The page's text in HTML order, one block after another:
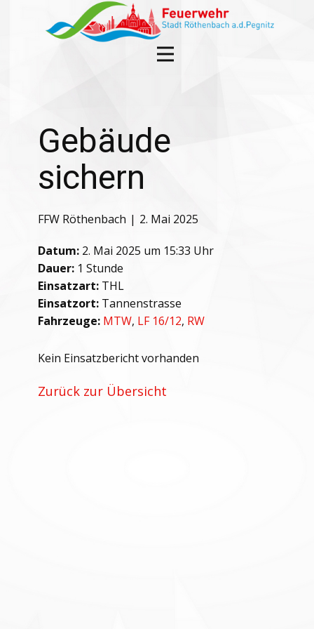
Gebäude
sichern
FFW Röthenbach 2. Mai 2025
Datum: 2. Mai 2025 um 15:33 Uhr
Dauer: 1 Stunde
Einsatzart: THL
Einsatzort: Tannenstrasse
Fahrzeuge: MTW, LF 16/12, RW
Kein Einsatzbericht vorhanden
Zurück zur Übersicht